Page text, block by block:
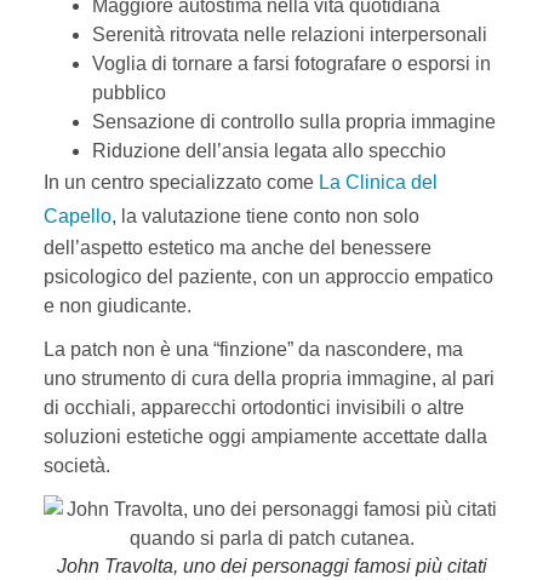
Maggiore autostima nella vita quotidiana
Serenità ritrovata nelle relazioni interpersonali
Voglia di tornare a farsi fotografare o esporsi in
pubblico
Sensazione di controllo sulla propria immagine
Riduzione dell’ansia legata allo specchio
In un centro specializzato come La Clinica del
Capello, la valutazione tiene conto non solo
dell’aspetto estetico ma anche del benessere
psicologico del paziente, con un approccio empatico
e non giudicante.
La patch non è una “finzione” da nascondere, ma
uno strumento di cura della propria immagine, al pari
di occhiali, apparecchi ortodontici invisibili o altre
soluzioni estetiche oggi ampiamente accettate dalla
società.
John Travolta, uno dei personaggi famosi più citati